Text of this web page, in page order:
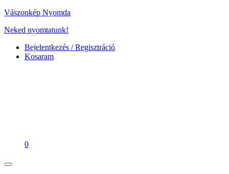
Vászonkép Nyomda
Neked nyomtatunk!
Bejelentkezés / Regisztráció
Kosaram
0